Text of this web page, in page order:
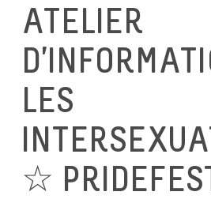
ATELIER
LES
☆